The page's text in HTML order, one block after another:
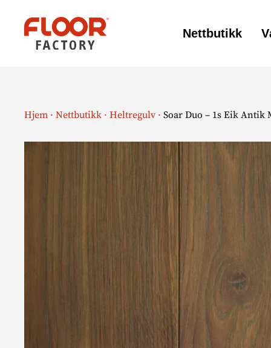
Nettbutikk
Hjem · Nettbutikk · Heltregulv · Soar Duo – 1s Eik Antik